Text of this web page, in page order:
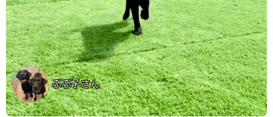
ぶぶ子さん